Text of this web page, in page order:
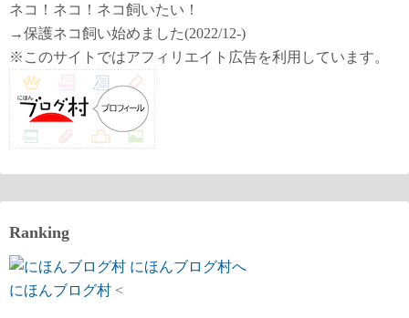
ネコ！ネコ！ネコ飼いたい！
→保護ネコ飼い始めました(2022/12-)
※このサイトではアフィリエイト広告を利用しています。
Ranking
にほんブログ村 <